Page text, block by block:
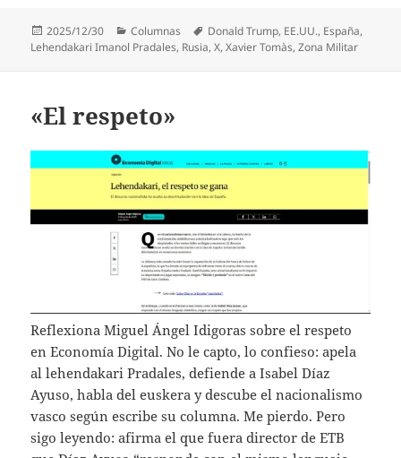
Publicado
el
2025/12/30 Categorías
Columnas Etiquetas
Donald Trump, EE.UU., España,
Lehendakari Imanol Pradales, Rusia,X,Xavier Tomàs,Zona Militar
«El respeto»
Reflexiona Miguel Ángel Idigoras sobre el respeto
en Economía Digital. No le capto, lo confieso: apela
al lehendakari Pradales, defiende a Isabel Díaz
Ayuso, habla del euskera y descube el nacionalismo
vasco según escribe su columna. Me pierdo. Pero
sigo leyendo: afirma el que fuera director de ETB